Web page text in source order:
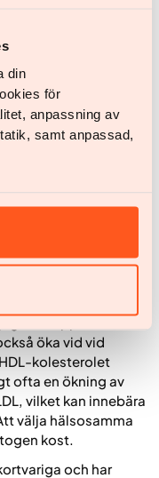
din
för
anpassning av
samt anpassad,
friska personer med
med vissa
tillstånd kan ketos
det finnas
många näringsrika
näringsbrister. Ett
öka vid vid
kolesterolet
ofta en ökning av
vilket kan innebära
välja hälsosamma
kost.
och har